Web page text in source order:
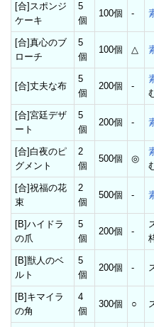
[合]スポンジ
ケーキ
5
個
100個 -
[合]真心のブ
ローチ
5
個
100個 △
[合]丈夫な布
5
個
200個 -
[合]宮廷デザ
ート
5
個
200個 -
[合]白夜のピ
グメント
2
個
500個 ◎
[合]祝福の花
束
2
個
500個 -
[B]ハイドラ
の爪
5
個
200個 -
[B]獣人のベ
ルト
5
個
200個 -
[B]キマイラ
の角
4
個
300個 ○